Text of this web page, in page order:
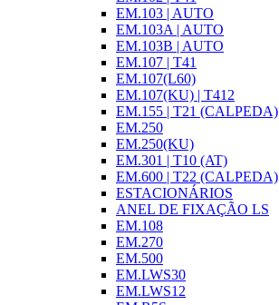
EM.103 | AUTO
EM.103A | AUTO
EM.103B | AUTO
EM.107 | T41
EM.107(L60)
EM.107(KU) | T412
EM.155 | T21 (CALPEDA)
EM.250
EM.250(KU)
EM.301 | T10 (AT)
EM.600 | T22 (CALPEDA)
ESTACIONÁRIOS
ANEL DE FIXAÇÃO LS
EM.108
EM.270
EM.500
EM.LWS30
EM.LWS12